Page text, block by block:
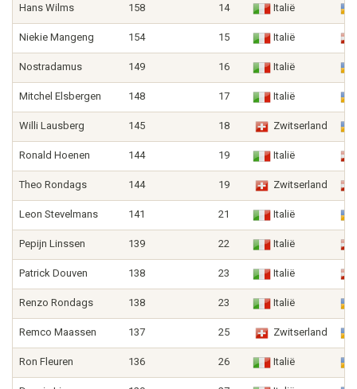
Hans Wilms 158 14 Italië
Niekie Mangeng 154 15 Italië
Nostradamus 149 16 Italië
Mitchel Elsbergen 148 17 Italië
Willi Lausberg 145 18 Zwitserland
Ronald Hoenen 144 19 Italië
Theo Rondags 144 19 Zwitserland
Leon Stevelmans 141 21 Italië
Pepijn Linssen 139 22 Italië
Patrick Douven 138 23 Italië
Renzo Rondags 138 23 Italië
Remco Maassen 137 25 Zwitserland
Ron Fleuren 136 26 Italië